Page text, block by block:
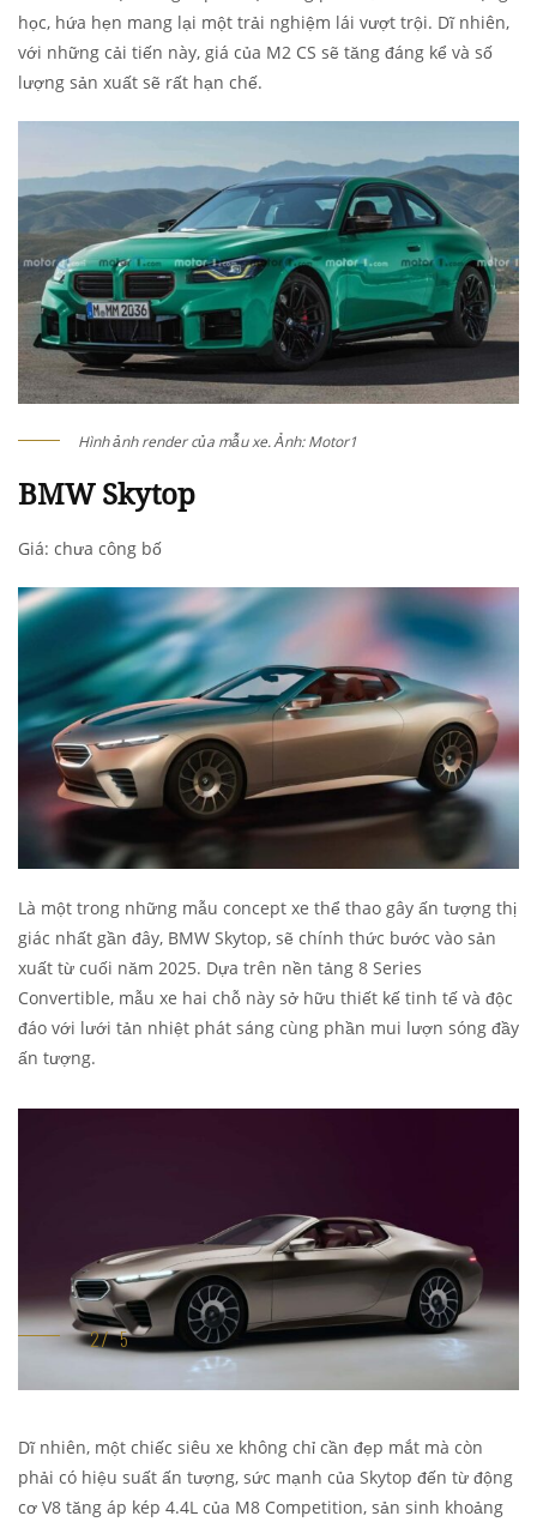
học, hứa hẹn mang lại một trải nghiệm lái vượt trội. Dĩ nhiên,
với những cải tiến này, giá của M2 CS sẽ tăng đáng kể và số
lượng sản xuất sẽ rất hạn chế.
Hình ảnh render của mẫu xe. Ảnh: Motor1
BMW Skytop
Giá: chưa công bố
Là một trong những mẫu concept xe thể thao gây ấn tượng thị
giác nhất gần đây, BMW Skytop, sẽ chính thức bước vào sản
xuất từ cuối năm 2025. Dựa trên nền tảng 8 Series
Convertible, mẫu xe hai chỗ này sở hữu thiết kế tinh tế và độc
đáo với lưới tản nhiệt phát sáng cùng phần mui lượn sóng đầy
ấn tượng.
Dĩ nhiên, một chiếc siêu xe không chỉ cần đẹp mắt mà còn
phải có hiệu suất ấn tượng, sức mạnh của Skytop đến từ động
cơ V8 tăng áp kép 4.4L của M8 Competition, sản sinh khoảng